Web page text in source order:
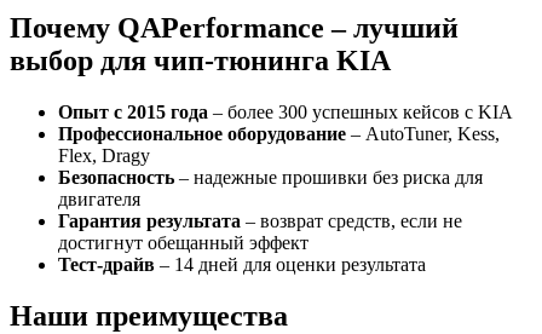
Почему QAPerformance– лучший
выбор для чип-тюнинга KIA
Опыт с 2015 года – более 300 успешных кейсов с KIA
Профессиональное оборудование – AutoTuner, Kess,
Flex, Dragy
Безопасность – надежные прошивки без риска для
двигателя
Гарантия результата – возврат средств, если не
достигнут обещанный эффект
Тест-драйв – 14 дней для оценки результата
Наши преимущества